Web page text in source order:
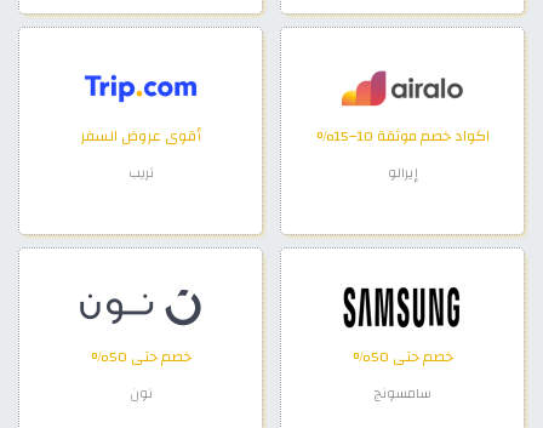
اكواد خصم موثقة 10–15%
إيرالو
أقوى عروض السفر
تريب
خصم حتى 50%
سامسونج
خصم حتى 50%
نون